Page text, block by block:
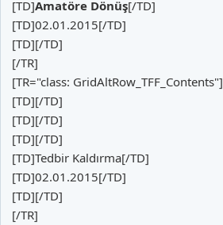
[TD]Amatöre Dönüş[/TD]
[TD]02.01.2015[/TD]
[TD][/TD]
[/TR]
[TR="class: GridAltRow_TFF_Contents"]
[TD][/TD]
[TD][/TD]
[TD][/TD]
[TD]Tedbir Kaldırma[/TD]
[TD]02.01.2015[/TD]
[TD][/TD]
[/TR]